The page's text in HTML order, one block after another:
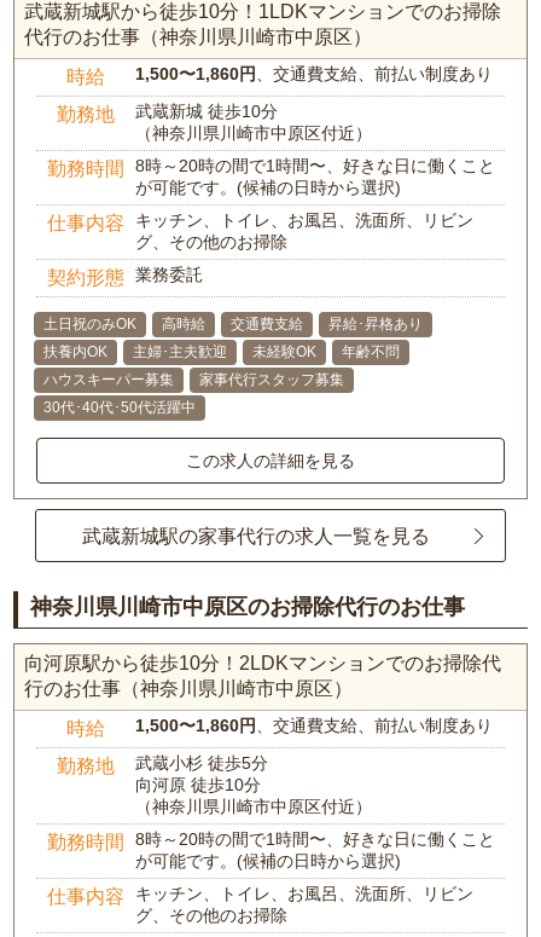
武蔵新城駅から徒歩10分！1LDKマンションでのお掃除
代行のお仕事（神奈川県川崎市中原区）
時給 1,500〜1,860円、交通費支給、前払い制度あり
勤務地
武蔵新城 徒歩10分
（神奈川県川崎市中原区付近）
勤務時間
8時～20時の間で1時間〜、好きな日に働くこと
が可能です。(候補の日時から選択)
仕事内容
キッチン、トイレ、お風呂、洗面所、リビン
グ、その他のお掃除
契約形態 業務委託
土日祝のみOK 高時給 交通費支給
昇給･昇格あり
扶養内OK
主婦･主夫歓迎 未経験OK
年齢不問
ハウスキーパー募集
家事代行スタッフ募集
30代･40代･50代活躍中
この求人の詳細を見る
武蔵新城駅の家事代行の求人一覧を見る
神奈川県川崎市中原区のお掃除代行のお仕事
向河原駅から徒歩10分！2LDKマンションでのお掃除代
行のお仕事（神奈川県川崎市中原区）
時給 1,500〜1,860円 、交通費支給、前払い制度あり
勤務地
武蔵小杉 徒歩5分
向河原 徒歩10分
（神奈川県川崎市中原区付近）
勤務時間
8時～20時の間で1時間〜、好きな日に働くこと
が可能です。(候補の日時から選択)
仕事内容
キッチン、トイレ、お風呂、洗面所、リビン
グ、その他のお掃除